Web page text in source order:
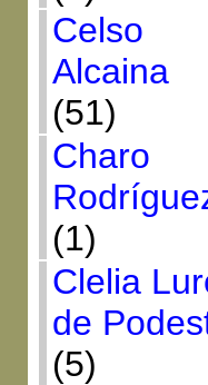
Celso
Alcaina
(51)
Charo
(1)
Clelia
de
(5)